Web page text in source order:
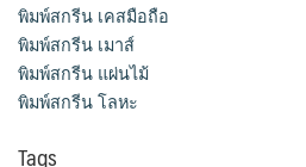
พิมพ์สกรีน เคสมือถือ
พิมพ์สกรีน เมาส์
พิมพ์สกรีน แผ่นไม้
พิมพ์สกรีน โลหะ
Tags